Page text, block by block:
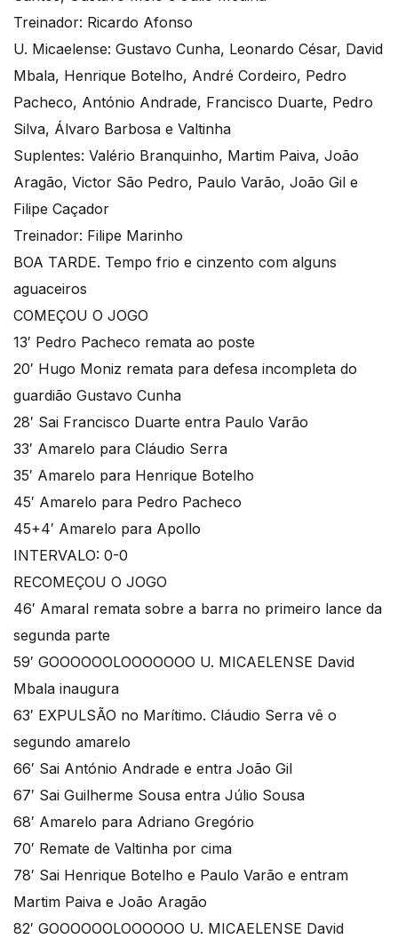
Treinador: Ricardo Afonso
U. Micaelense: Gustavo Cunha, Leonardo César, David
Mbala, Henrique Botelho, André Cordeiro, Pedro
Pacheco, António Andrade, Francisco Duarte, Pedro
Silva, Álvaro Barbosa e Valtinha
Suplentes: Valério Branquinho, Martim Paiva, João
Aragão, Victor São Pedro, Paulo Varão, João Gil e
Filipe Caçador
Treinador: Filipe Marinho
BOA TARDE. Tempo frio e cinzento com alguns
aguaceiros
COMEÇOU O JOGO
13′ Pedro Pacheco remata ao poste
20′ Hugo Moniz remata para defesa incompleta do
guardião Gustavo Cunha
28′ Sai Francisco Duarte entra Paulo Varão
33′ Amarelo para Cláudio Serra
35′ Amarelo para Henrique Botelho
45′ Amarelo para Pedro Pacheco
45+4′ Amarelo para Apollo
INTERVALO: 0-0
RECOMEÇOU O JOGO
46′ Amaral remata sobre a barra no primeiro lance da
segunda parte
59′ GOOOOOOLOOOOOOO U. MICAELENSE David
Mbala inaugura
63′ EXPULSÃO no Marítimo. Cláudio Serra vê o
segundo amarelo
66′ Sai António Andrade e entra João Gil
67′ Sai Guilherme Sousa entra Júlio Sousa
68′ Amarelo para Adriano Gregório
70′ Remate de Valtinha por cima
78′ Sai Henrique Botelho e Paulo Varão e entram
Martim Paiva e João Aragão
82′ GOOOOOOLOOOOOO U. MICAELENSE David